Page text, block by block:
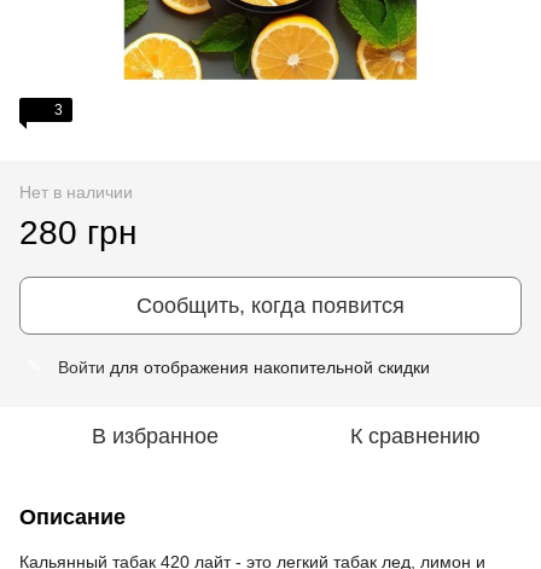
3
Нет в наличии
280 грн
Сообщить, когда появится
Войти для отображения накопительной скидки
В избранное К сравнению
Описание
Кальянный табак 420 лайт - это легкий табак лед, лимон и